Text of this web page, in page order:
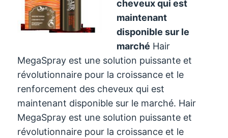
cheveux qui est
maintenant
disponible sur le
marché Hair
MegaSpray est une solution puissante et
révolutionnaire pour la croissance et le
renforcement des cheveux qui est
maintenant disponible sur le marché. Hair
MegaSpray est une solution puissante et
révolutionnaire pour la croissance et le